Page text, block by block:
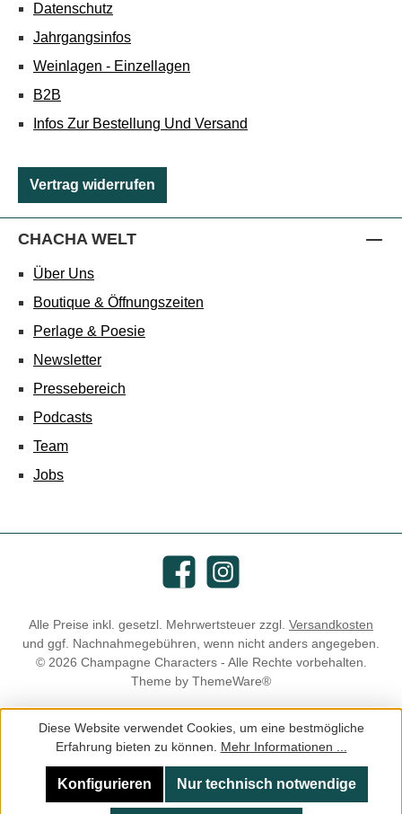
Datenschutz
Jahrgangsinfos
Weinlagen - Einzellagen
B2B
Infos Zur Bestellung Und Versand
Vertrag widerrufen
CHACHA WELT
Über Uns
Boutique & Öffnungszeiten
Perlage & Poesie
Newsletter
Pressebereich
Podcasts
Team
Jobs
FacebookInstagram
Alle Preise inkl. gesetzl. Mehrwertsteuer zzgl. Versandkosten
und ggf. Nachnahmegebühren, wenn nicht anders angegeben.
© 2026 Champagne Characters - Alle Rechte vorbehalten.
Theme by ThemeWare®
Diese Website verwendet Cookies, um eine bestmögliche
Erfahrung bieten zu können. Mehr Informationen ...
Nur technisch notwendige
Konfigurieren